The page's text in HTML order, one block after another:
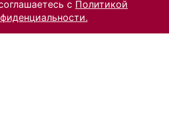
с Политикой